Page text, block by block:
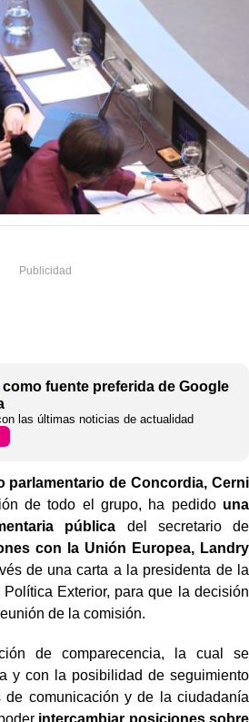
como fuente preferida de Google
las últimas noticias de actualidad
parlamentario de Concordia, Cerni
de todo el grupo, ha pedido una
pública del secretario de
con la Unión Europea, Landry
de una carta a la presidenta de la
Exterior, para que la decisión
de la comisión.
de comparecencia, la cual se
y con la posibilidad de seguimiento
de comunicación y de la ciudadanía
intercambiar posiciones sobre